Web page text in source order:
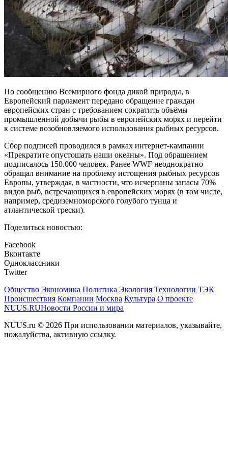
По сообщению Всемирного фонда дикой природы, в
Европейский парламент передано обращение граждан
европейских стран с требованием сократить объёмы
промышленной добычи рыбы в европейских морях и перейти
к системе возобновляемого использования рыбных ресурсов.
Сбор подписей проводился в рамках интернет-кампании
«Прекратите опустошать наши океаны». Под обращением
подписалось 150.000 человек. Ранее WWF неоднократно
обращал внимание на проблему истощения рыбных ресурсов
Европы, утверждая, в частности, что исчерпаны запасы 70%
видов рыб, встречающихся в европейских морях (в том числе,
например, средиземноморского голубого тунца и
атлантической трески).
Поделиться новостью:
Facebook
Вконтакте
Одноклассники
Twitter
Общество Экономика Политика Экология Технологии ТЭК
Происшествия Компании Москва Культура О проекте
NUUS.RUНовости России и мира
NUUS.ru © 2026 При использовании материалов, указывайте,
пожалуйства, активную ссылку.